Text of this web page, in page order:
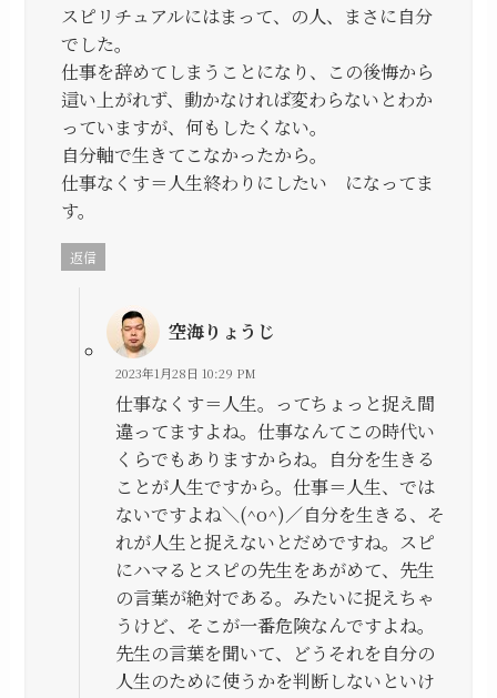
スピリチュアルにはまって、の人、まさに自分
でした。
仕事を辞めてしまうことになり、この後悔から
這い上がれず、動かなければ変わらないとわか
っていますが、何もしたくない。
自分軸で生きてこなかったから。
仕事なくす＝人生終わりにしたい になってま
す。
返信
空海りょうじ
2023年1月28日 10:29 PM
仕事なくす＝人生。ってちょっと捉え間
違ってますよね。仕事なんてこの時代い
くらでもありますからね。自分を生きる
ことが人生ですから。仕事＝人生、では
ないですよね＼(^o^)／自分を生きる、そ
れが人生と捉えないとだめですね。スピ
にハマるとスピの先生をあがめて、先生
の言葉が絶対である。みたいに捉えちゃ
うけど、そこが一番危険なんですよね。
先生の言葉を聞いて、どうそれを自分の
人生のために使うかを判断しないといけ